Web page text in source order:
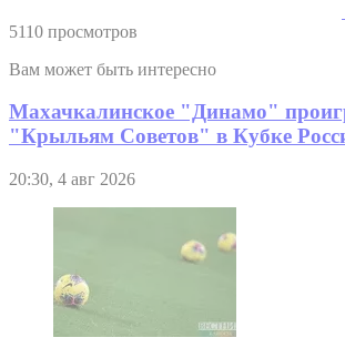
5110 просмотров
Вам может быть интересно
Махачкалинское "Динамо"
"Крыльям Советов" в Кубке
20:30, 4 авг 2026